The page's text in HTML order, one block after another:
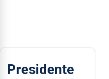
Presidente